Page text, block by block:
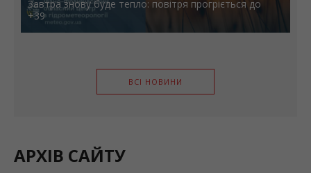
Завтра знову буде тепло: повітря прогріється до
+39
ВСІ НОВИНИ
АРХІВ САЙТУ